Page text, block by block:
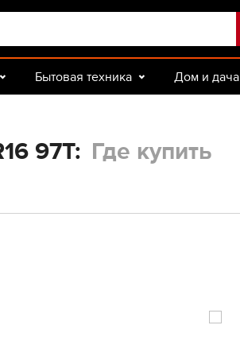
Бытовая техника Дом и дача
97T: Где купить